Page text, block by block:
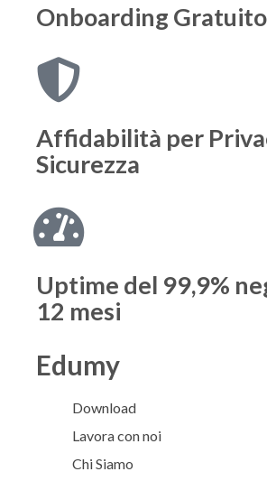
Onboarding Gratuito
Affidabilità per
Sicurezza
Uptime del 99,9%
12 mesi
Edumy
Download
Lavora con noi
Chi Siamo